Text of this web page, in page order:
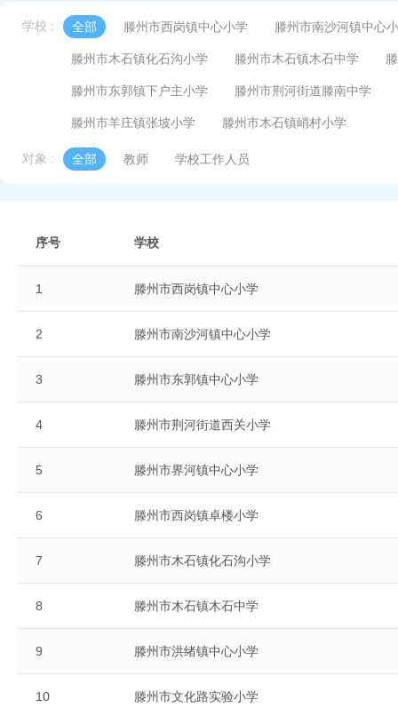
学校 : 全部 滕州市西岗镇中心小学 滕州市南沙河镇中心
滕州市木石镇化石沟小学 滕州市木石镇木石中学
滕州市东郭镇下户主小学 滕州市荆河街道滕南中学
滕州市羊庄镇张坡小学 滕州市木石镇峭村小学
对象 : 全部 教师 学校工作人员
序号 学校
1 滕州市西岗镇中心小学
2 滕州市南沙河镇中心小学
3 滕州市东郭镇中心小学
4 滕州市荆河街道西关小学
5 滕州市界河镇中心小学
6 滕州市西岗镇卓楼小学
7 滕州市木石镇化石沟小学
8 滕州市木石镇木石中学
9 滕州市洪绪镇中心小学
10 滕州市文化路实验小学